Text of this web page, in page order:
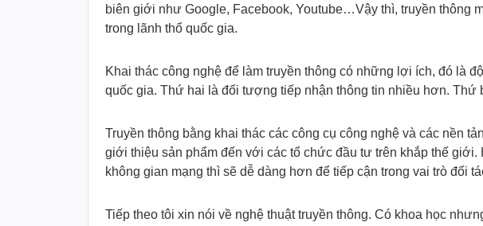
biên giới như Google, Facebook, Youtube…Vậy thì, truyền thông
trong lãnh thổ quốc gia.
Khai thác công nghệ để làm truyền thông có những lợi ích, đó là
quốc gia. Thứ hai là đối tượng tiếp nhận thông tin nhiều hơn. Thứ
Truyền thông bằng khai thác các công cụ công nghệ và các nền
giới thiệu sản phẩm đến với các tổ chức đầu tư trên khắp thế giới.
không gian mạng thì sẽ dễ dàng hơn để tiếp cận trong vai trò đối
Tiếp theo tôi xin nói về nghệ thuật truyền thông. Có khoa học